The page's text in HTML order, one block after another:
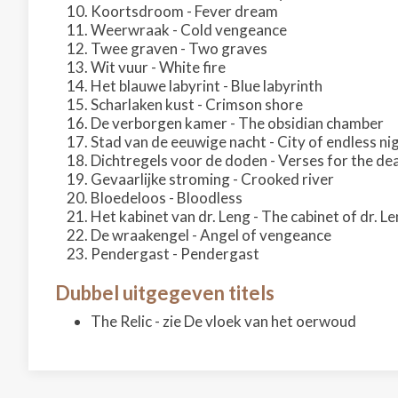
Koortsdroom - Fever dream
Weerwraak - Cold vengeance
Twee graven - Two graves
Wit vuur - White fire
Het blauwe labyrint - Blue labyrinth
Scharlaken kust - Crimson shore
De verborgen kamer - The obsidian chamber
Stad van de eeuwige nacht - City of endless
Dichtregels voor de doden - Verses for the
Gevaarlijke stroming - Crooked river
Bloedeloos - Bloodless
Het kabinet van dr. Leng - The cabinet of dr.
De wraakengel - Angel of vengeance
Pendergast - Pendergast
Dubbel uitgegeven titels
The Relic - zie De vloek van het oerwoud